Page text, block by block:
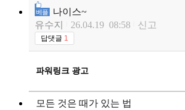
베플
나이스~
유수지
26.04.19 08:58 신고
답댓글 1
파워링크 광고
모든 것은 때가 있는 법